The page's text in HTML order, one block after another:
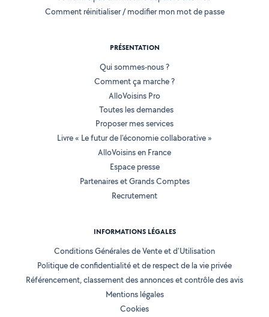
Comment réinitialiser / modifier mon mot de passe
PRÉSENTATION
Qui sommes-nous ?
Comment ça marche ?
AlloVoisins Pro
Toutes les demandes
Proposer mes services
Livre « Le futur de l'économie collaborative »
AlloVoisins en France
Espace presse
Partenaires et Grands Comptes
Recrutement
INFORMATIONS LÉGALES
Conditions Générales de Vente et d'Utilisation
Politique de confidentialité et de respect de la vie privée
Référencement, classement des annonces et contrôle des avis
Mentions légales
Cookies